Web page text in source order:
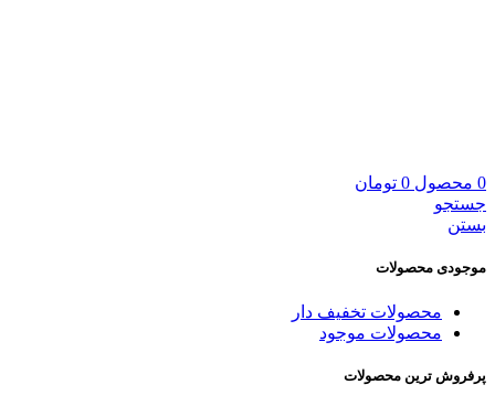
0 محصول 0 تومان
جستجو
بستن
موجودی محصولات
محصولات تخفیف دار
محصولات موجود
پرفروش ترین محصولات